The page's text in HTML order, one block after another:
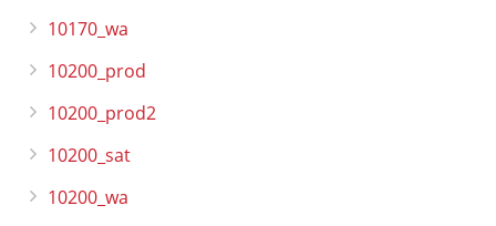
10170_wa
10200_prod
10200_prod2
10200_sat
10200_wa